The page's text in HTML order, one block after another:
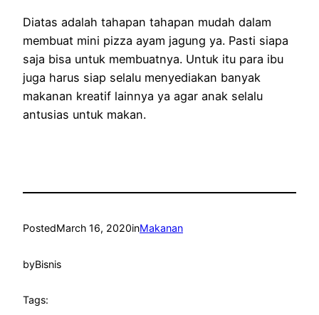
Diatas adalah tahapan tahapan mudah dalam
membuat mini pizza ayam jagung ya. Pasti siapa
saja bisa untuk membuatnya. Untuk itu para ibu
juga harus siap selalu menyediakan banyak
makanan kreatif lainnya ya agar anak selalu
antusias untuk makan.
PostedMarch 16, 2020inMakanan
byBisnis
Tags: